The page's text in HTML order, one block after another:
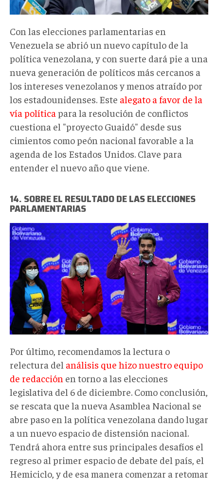
Con las elecciones parlamentarias en
Venezuela se abrió un nuevo capítulo de la
política venezolana, y con suerte dará pie a una
nueva generación de políticos más cercanos a
los intereses venezolanos y menos atraído por
los estadounidenses. Este alegato a favor de la
vía política para la resolución de conflictos
cuestiona el "proyecto Guaidó" desde sus
cimientos como peón nacional favorable a la
agenda de los Estados Unidos. Clave para
entender el nuevo año que viene.
14. SOBRE EL RESULTADO DE LAS ELECCIONES
PARLAMENTARIAS
maduro-
resultados-
afp
(1).jpg
Por último, recomendamos la lectura o
relectura del análisis que hizo nuestro equipo
de redacción en torno a las elecciones
legislativa del 6 de diciembre. Como conclusión,
se rescata que la nueva Asamblea Nacional se
abre paso en la política venezolana dando lugar
a un nuevo espacio de distensión nacional.
Tendrá ahora entre sus principales desafíos el
regreso al primer espacio de debate del país, el
Hemiciclo, y de esa manera comenzar a retomar